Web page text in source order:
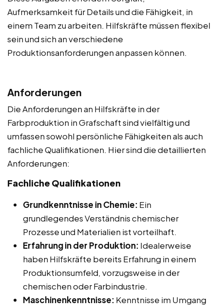
Aufmerksamkeit für Details und die Fähigkeit, in
einem Team zu arbeiten. Hilfskräfte müssen flexibel
sein und sich an verschiedene
Produktionsanforderungen anpassen können.
Anforderungen
Die Anforderungen an Hilfskräfte in der
Farbproduktion in Grafschaft sind vielfältig und
umfassen sowohl persönliche Fähigkeiten als auch
fachliche Qualifikationen. Hier sind die detaillierten
Anforderungen:
Fachliche Qualifikationen
Grundkenntnisse in Chemie: Ein
grundlegendes Verständnis chemischer
Prozesse und Materialien ist vorteilhaft.
Erfahrung in der Produktion: Idealerweise
haben Hilfskräfte bereits Erfahrung in einem
Produktionsumfeld, vorzugsweise in der
chemischen oder Farbindustrie.
Maschinenkenntnisse: Kenntnisse im Umgang